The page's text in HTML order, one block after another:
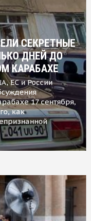
СЕКРЕТНЫЕ
ДНЕЙ ДО
КАРАБАХЕ
ЕС и России
17 сентября,
как